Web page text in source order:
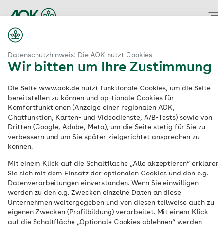
Datenschutzhinweis: Die AOK nutzt Cookies
Wir bitten um Ihre Zustimmung
Die Seite www.aok.de nutzt funktionale Cookies, um die Seite
bereitstellen zu können und op-tionale Cookies für
Komfortfunktionen (Anzeige einer regionalen AOK,
Chatfunktion, Karten- und Videodienste, A/B-Tests) sowie von
Dritten (Google, Adobe, Meta), um die Seite stetig für Sie zu
verbessern und um Sie später zielgerichtet ansprechen zu
können.
Mit einem Klick auf die Schaltfläche „Alle akzeptieren“
Sie sich mit dem Einsatz der optionalen Cookies und den o.g.
Datenverarbeitungen einverstanden. Wenn Sie einwilligen
werden zu den o.g. Zwecken einzelne Daten an diese
Unternehmen weitergegeben und von diesen teilweise auch zu
eigenen Zwecken (Profilbildung) verarbeitet. Mit einem Klick
auf die Schaltfläche „Optionale Cookies ablehnen“ werden
Zum
Hauptinhalt
springen